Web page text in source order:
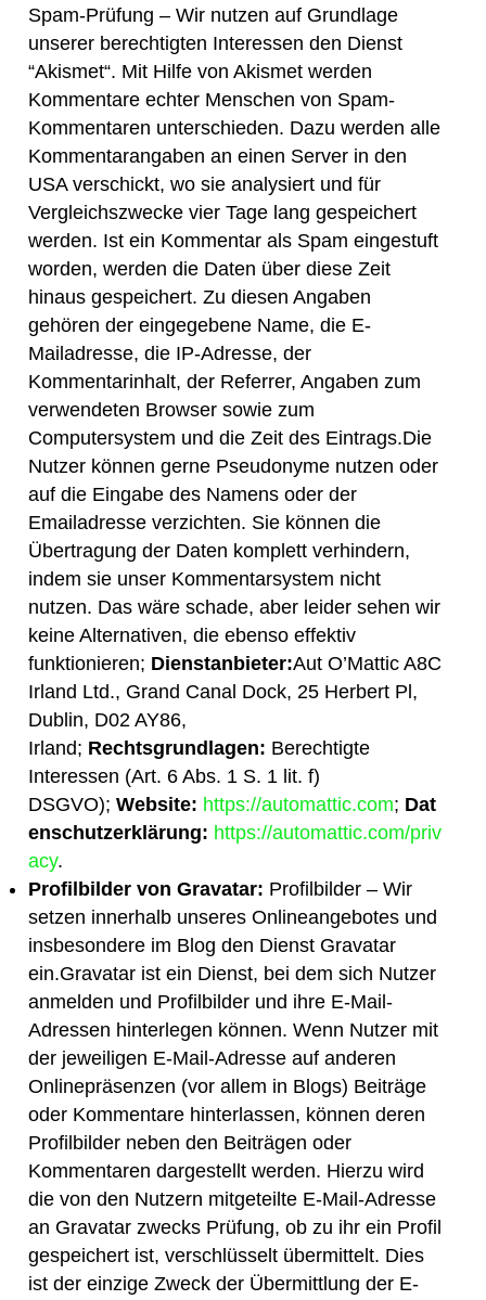
Spam-Prüfung – Wir nutzen auf Grundlage
unserer berechtigten Interessen den Dienst
“Akismet“. Mit Hilfe von Akismet werden
Kommentare echter Menschen von Spam-
Kommentaren unterschieden. Dazu werden alle
Kommentarangaben an einen Server in den
USA verschickt, wo sie analysiert und für
Vergleichszwecke vier Tage lang gespeichert
werden. Ist ein Kommentar als Spam eingestuft
worden, werden die Daten über diese Zeit
hinaus gespeichert. Zu diesen Angaben
gehören der eingegebene Name, die E-
Mailadresse, die IP-Adresse, der
Kommentarinhalt, der Referrer, Angaben zum
verwendeten Browser sowie zum
Computersystem und die Zeit des Eintrags.Die
Nutzer können gerne Pseudonyme nutzen oder
auf die Eingabe des Namens oder der
Emailadresse verzichten. Sie können die
Übertragung der Daten komplett verhindern,
indem sie unser Kommentarsystem nicht
nutzen. Das wäre schade, aber leider sehen wir
keine Alternativen, die ebenso effektiv
funktionieren; Dienstanbieter:Aut O’Mattic A8C
Irland Ltd., Grand Canal Dock, 25 Herbert Pl,
Dublin, D02 AY86,
Irland; Rechtsgrundlagen: Berechtigte
Interessen (Art. 6 Abs. 1 S. 1 lit. f)
DSGVO); Website: https://automattic.com; Dat
enschutzerklärung: https://automattic.com/priv
acy.
Profilbilder von Gravatar: Profilbilder – Wir
setzen innerhalb unseres Onlineangebotes und
insbesondere im Blog den Dienst Gravatar
ein.Gravatar ist ein Dienst, bei dem sich Nutzer
anmelden und Profilbilder und ihre E-Mail-
Adressen hinterlegen können. Wenn Nutzer mit
der jeweiligen E-Mail-Adresse auf anderen
Onlinepräsenzen (vor allem in Blogs) Beiträge
oder Kommentare hinterlassen, können deren
Profilbilder neben den Beiträgen oder
Kommentaren dargestellt werden. Hierzu wird
die von den Nutzern mitgeteilte E-Mail-Adresse
an Gravatar zwecks Prüfung, ob zu ihr ein Profil
gespeichert ist, verschlüsselt übermittelt. Dies
ist der einzige Zweck der Übermittlung der E-